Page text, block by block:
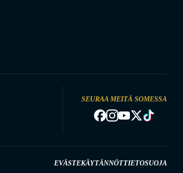
SEURAA MEITÄ SOMESSA
EVÄSTEKÄYTÄNNÖTTIETOSUOJA